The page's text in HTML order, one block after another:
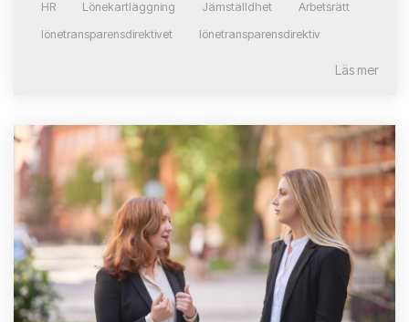
HR Lönekartläggning Jämställdhet
Arbetsrätt
lönetransparensdirektivet
lönetransparensdirektiv
Läs mer